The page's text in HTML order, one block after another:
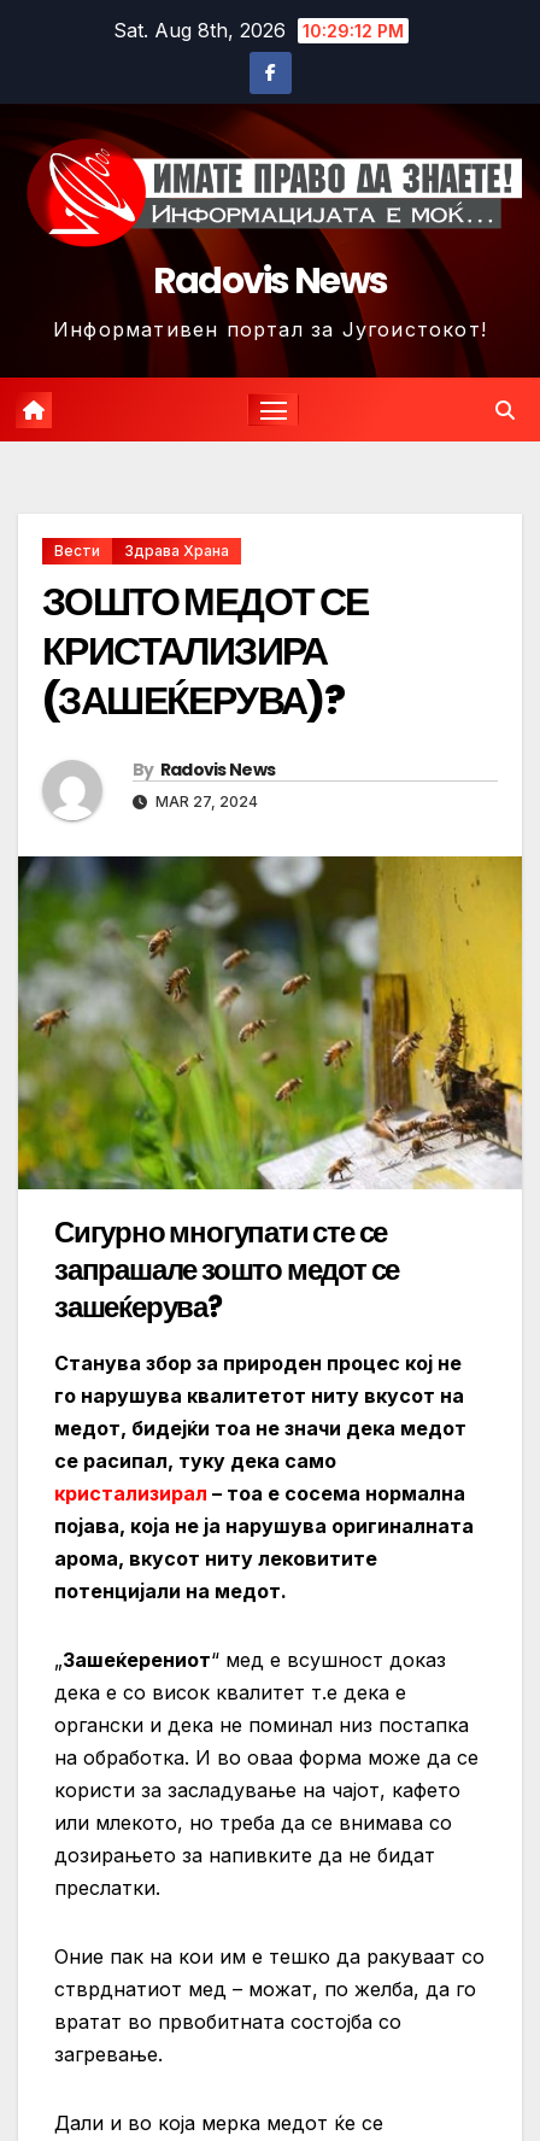
Sat. Aug 8th, 2026 10:29:15 PM
Radovis News
Информативен портал за Југоистокот!
Вести Здрава Храна
ЗОШТО МЕДОТ СЕ
КРИСТАЛИЗИРА
(ЗАШЕЌЕРУВА)?
By Radovis News
MAR 27, 2024
Сигурно многупати сте се
запрашале зошто медот се
зашеќерува?
Станува збор за природен процес кој не
го нарушува квалитетот ниту вкусот на
медот, бидејќи тоа не значи дека медот
се расипал, туку дека само
кристализирал – тоа е сосема нормална
појава, која не ја нарушува оригиналната
арома, вкусот ниту лековитите
потенцијали на медот.
„Зашеќерениот“ мед е всушност доказ
дека е со висок квалитет т.е дека е
органски и дека не поминал низ постапка
на обработка. И во оваа форма може да се
користи за засладување на чајот, кафето
или млекото, но треба да се внимава со
дозирањето за напивките да не бидат
преслатки.
Оние пак на кои им е тешко да ракуваат со
стврднатиот мед – можат, по желба, да го
вратат во првобитната состојба со
загревање.
Дали и во која мерка медот ќе се